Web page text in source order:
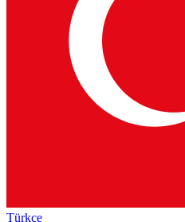
Türkçe